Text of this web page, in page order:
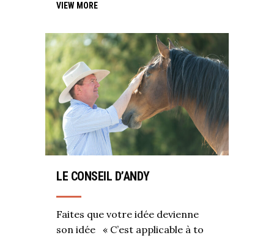
VIEW MORE
LE CONSEIL D’ANDY
Faites que votre idée devienne
son idée « C’est applicable à to